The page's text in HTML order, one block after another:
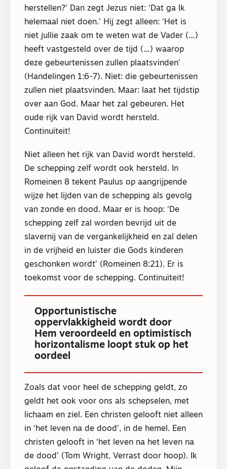
herstellen?’ Dan zegt Jezus niet: ‘Dat ga Ik
helemaal niet doen.’ Hij zegt alleen: ‘Het is
niet jullie zaak om te weten wat de Vader (…)
heeft vastgesteld over de tijd (…) waarop
deze gebeurtenissen zullen plaatsvinden’
(Handelingen 1:6-7). Niet: die gebeurtenissen
zullen niet plaatsvinden. Maar: laat het tijdstip
over aan God. Maar het zal gebeuren. Het
oude rijk van David wordt hersteld.
Continuïteit!
Niet alleen het rijk van David wordt hersteld.
De schepping zelf wordt ook hersteld. In
Romeinen 8 tekent Paulus op aangrijpende
wijze het lijden van de schepping als gevolg
van zonde en dood. Maar er is hoop: ‘De
schepping zelf zal worden bevrijd uit de
slavernij van de vergankelijkheid en zal delen
in de vrijheid en luister die Gods kinderen
geschonken wordt’ (Romeinen 8:21). Er is
toekomst voor de schepping. Continuïteit!
Opportunistische
oppervlakkigheid wordt door
Hem veroordeeld en optimistisch
horizontalisme loopt stuk op het
oordeel
Zoals dat voor heel de schepping geldt, zo
geldt het ook voor ons als schepselen, met
lichaam en ziel. Een christen gelooft niet alleen
in ‘het leven na de dood’, in de hemel. Een
christen gelooft in ‘het leven na het leven na
de dood’ (Tom Wright, Verrast door hoop). Ik